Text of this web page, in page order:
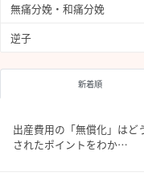
無痛分娩・和痛分娩
逆子
新着順
出産費用の「無償化」は
されたポイントをわか…